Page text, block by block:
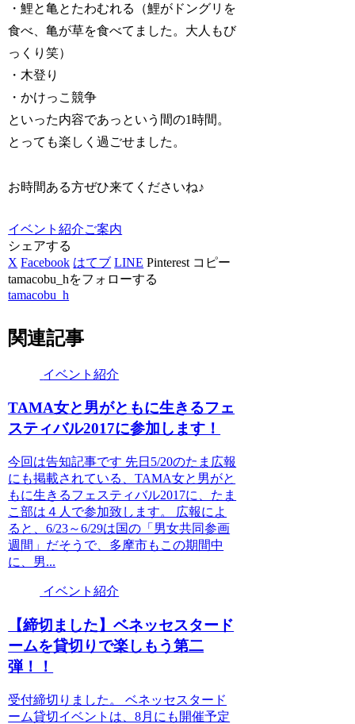
・鯉と亀とたわむれる（鯉がドングリを
食べ、亀が草を食べてました。大人もび
っくり笑）
・木登り
・かけっこ競争
といった内容であっという間の1時間。
とっても楽しく過ごせました。
お時間ある方ぜひ来てくださいね♪
イベント紹介ご案内
シェアする
X Facebook はてブ LINE Pinterest コピー
tamacobu_hをフォローする
tamacobu_h
関連記事
イベント紹介
TAMA女と男がともに生きるフェ
スティバル2017に参加します！
今回は告知記事です 先日5/20のたま広報
にも掲載されている、TAMA女と男がと
もに生きるフェスティバル2017に、たま
こ部は４人で参加致します。 広報によ
ると、6/23～6/29は国の「男女共同参画
週間」だそうで、多摩市もこの期間中
に、男...
イベント紹介
【締切ました】ベネッセスタード
ームを貸切りで楽しもう第二
弾！！
受付締切りました。 ベネッセスタード
ーム貸切イベントは、8月にも開催予定